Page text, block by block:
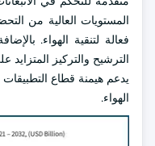
المستويات العالية من
فعالة لتنقية الهواء.
الترشيح والتركيز
يدعم هيمنة قطاع
الهواء.